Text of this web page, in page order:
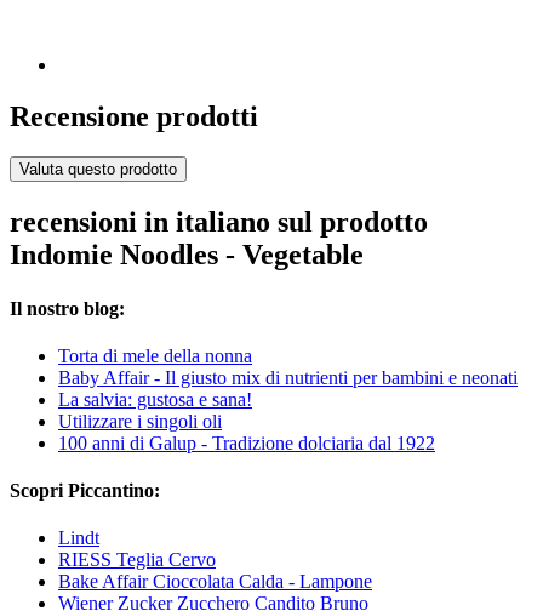
Recensione prodotti
Valuta questo prodotto
recensioni in italiano sul prodotto
Indomie Noodles - Vegetable
Il nostro blog:
Torta di mele della nonna
Baby Affair - Il giusto mix di nutrienti per bambini e neonati
La salvia: gustosa e sana!
Utilizzare i singoli oli
100 anni di Galup - Tradizione dolciaria dal 1922
Scopri Piccantino:
Lindt
RIESS Teglia Cervo
Bake Affair Cioccolata Calda - Lampone
Wiener Zucker Zucchero Candito Bruno